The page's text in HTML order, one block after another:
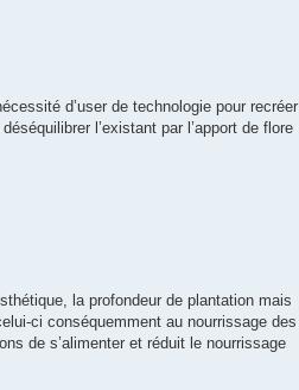
d’user de technologie pour recréer
l’existant par l’apport de flore
la profondeur de plantation mais
ci conséquemment au nourrissage des
de s’alimenter et réduit le nourrissage